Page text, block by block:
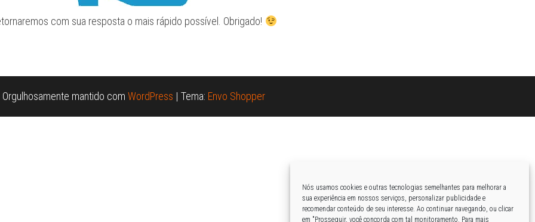
Nós usamos cookies e outras tecnologias semelhantes para melhorar a
sua experiência em nossos serviços, personalizar publicidade e
recomendar conteúdo de seu interesse. Ao continuar navegando, ou clicar
em "Prosseguir, você concorda com tal monitoramento. Para mais
com sua resposta o mais rápido possível. Obrigado!
Orgulhosamente mantido com WordPress | Tema: Envo Shopper